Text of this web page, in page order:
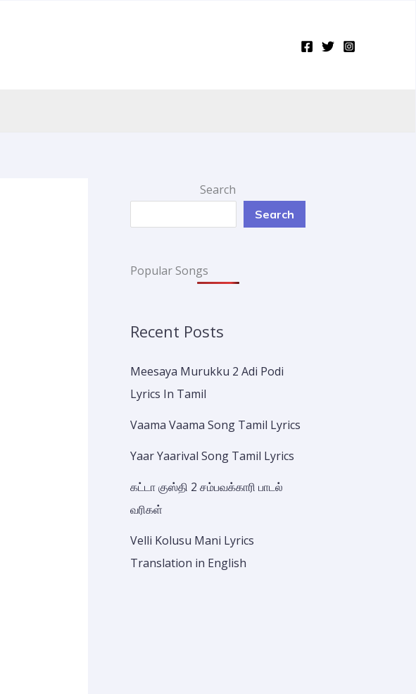
Search
Search
Popular Songs
Recent Posts
Meesaya Murukku 2 Adi Podi
Lyrics In Tamil
Vaama Vaama Song Tamil Lyrics
Yaar Yaarival Song Tamil Lyrics
கட்டா குஸ்தி 2 சம்பவக்காரி பாடல்
வரிகள்
Velli Kolusu Mani Lyrics
Translation in English